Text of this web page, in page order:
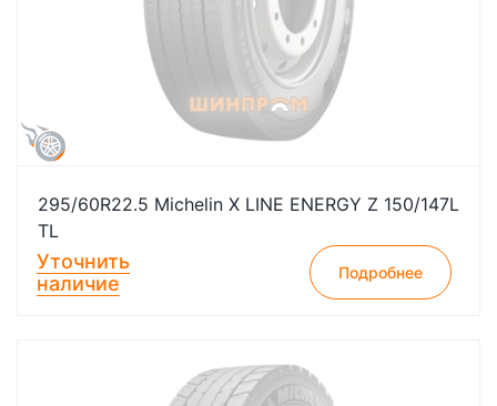
295/60R22.5 Michelin X LINE ENERGY Z 150/147L
TL
Уточнить
наличие
Подробнее